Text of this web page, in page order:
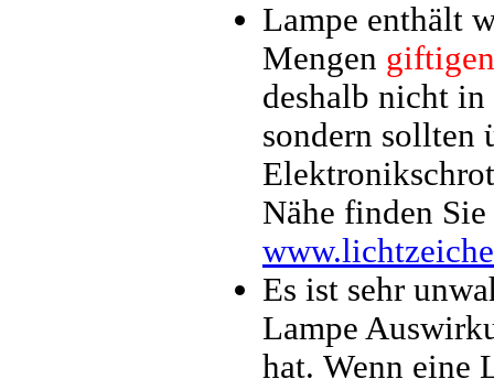
Lampe enthält
Mengen
deshalb nicht
sondern sollten
Nähe finden
Es ist sehr
Lampe
hat. Wenn eine